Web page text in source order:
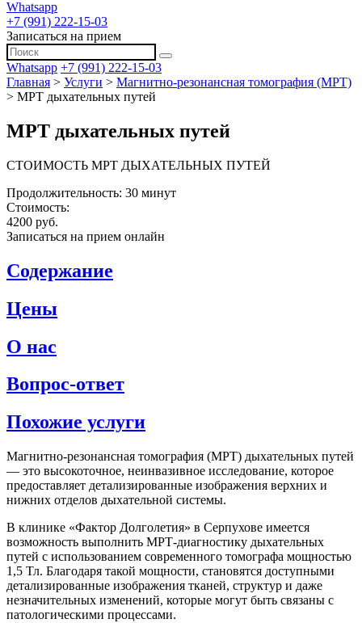
Whatsapp
+7 (991) 222-15-03
Записаться на прием
Whatsapp +7 (991) 222-15-03
Главная > Услуги > Магнитно-резонансная томография (МРТ)
> МРТ дыхательных путей
МРТ дыхательных путей
СТОИМОСТЬ МРТ ДЫХАТЕЛЬНЫХ ПУТЕЙ
Продолжительность: 30 минут
Стоимость:
4200 руб.
Записаться на прием онлайн
Содержание
Цены
О нас
Вопрос-ответ
Похожие услуги
Магнитно-резонансная томография (МРТ) дыхательных путей
— это высокоточное, неинвазивное исследование, которое
предоставляет детализированные изображения верхних и
нижних отделов дыхательной системы.
В клинике «Фактор Долголетия» в Серпухове имеется
возможность выполнить МРТ-диагностику дыхательных
путей с использованием современного томографа мощностью
1,5 Тл. Благодаря такой мощности, становятся доступными
детализированные изображения тканей, структур и даже
незначительных изменений, которые могут быть связаны с
патологическими процессами.